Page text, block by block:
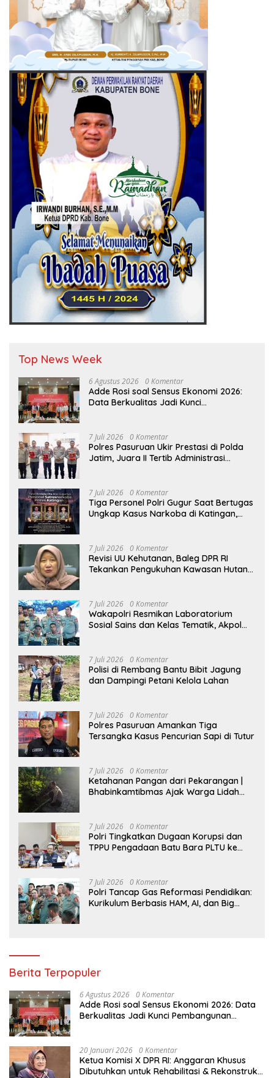
Top News Week
6 Agustus 2026 0 Komentar
Adde Rosi soal Sensus Ekonomi 2026:
Data Berkualitas Jadi Kunci
7 Juli 2026 0 Komentar
Polres Pasuruan Ukir Prestasi di Polda
Jatim, Juara II Tertib Administrasi
7 Juli 2026 0 Komentar
Tiga Personel Polri Gugur Saat Bertugas
Ungkap Kasus Narkoba di Katingan,
7 Juli 2026 0 Komentar
Revisi UU Kehutanan, Baleg DPR RI
Tekankan Pengukuhan Kawasan Hutan
7 Juli 2026 0 Komentar
Wakapolri Resmikan Laboratorium
Sosial Sains dan Kelas Tematik, Akpol
7 Juli 2026 0 Komentar
Polisi di Rembang Bantu Bibit Jagung
dan Dampingi Petani Kelola Lahan
7 Juli 2026 0 Komentar
Polres Pasuruan Amankan Tiga
Tersangka Kasus Pencurian Sapi di Tutur
7 Juli 2026 0 Komentar
Ketahanan Pangan dari Pekarangan |
Bhabinkamtibmas Ajak Warga Lidah
7 Juli 2026 0 Komentar
Polri Tingkatkan Dugaan Korupsi dan
TPPU Pengadaan Batu Bara PLTU ke
7 Juli 2026 0 Komentar
Polri Tancap Gas Reformasi Pendidikan:
Kurikulum Berbasis HAM, AI, dan Big
Berita Terpopuler
6 Agustus 2026 0 Komentar
Adde Rosi soal Sensus Ekonomi 2026: Data
Berkualitas Jadi Kunci Pembangunan
20 Januari 2026 0 Komentar
Ketua Komisi X DPR RI: Anggaran Khusus
Dibutuhkan untuk Rehabilitasi & Rekonstruksi